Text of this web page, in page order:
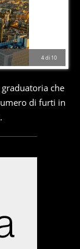
4di 10
che
di furti in